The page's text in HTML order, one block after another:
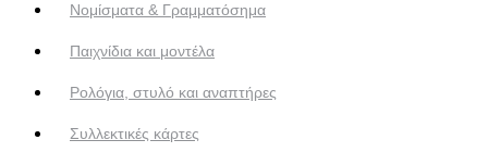
Νομίσματα & Γραμματόσημα
Παιχνίδια και μοντέλα
Ρολόγια, στυλό και αναπτήρες
Συλλεκτικές κάρτες